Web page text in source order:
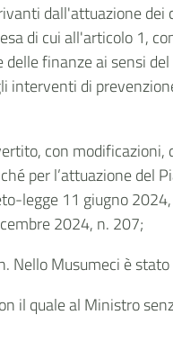
dall'attuazione
di cui all'articolo 1,
finanze ai sensi
di
con
per l’attuazione del
legge 11 giugno
2024, n. 207;
Nello Musumeci è
il quale al Ministro